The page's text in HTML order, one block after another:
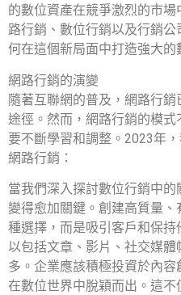
的數位資產在競爭激烈的市
路行銷、數位行銷以及行銷
何在這個新局面中打造強大的
網路行銷的演變
隨著互聯網的普及，網路行
途徑。然而，網路行銷的模
要不斷學習和調整。2023年
網路行銷：
當我們深入探討數位行銷中
變得愈加關鍵。創建高質量
種選擇，而是吸引客戶和保
以包括文章、影片、社交媒
多。企業應該積極投資於內
在數位世界中脫穎而出。這不